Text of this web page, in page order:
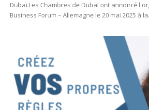
Dubaï.​ Les Chambres de Dubaï ont annoncé
Business Forum – Allemagne le 20 mai 2025 à